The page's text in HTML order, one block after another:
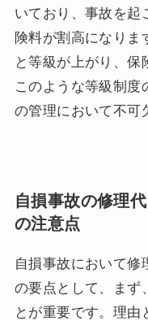
いており、事故を起
険料が割高になりま
と等級が上がり、保
このような等級制度
の管理において不可
自損事故の修理
の注意点
自損事故において修
の要点として、まず
とが重要です。理由